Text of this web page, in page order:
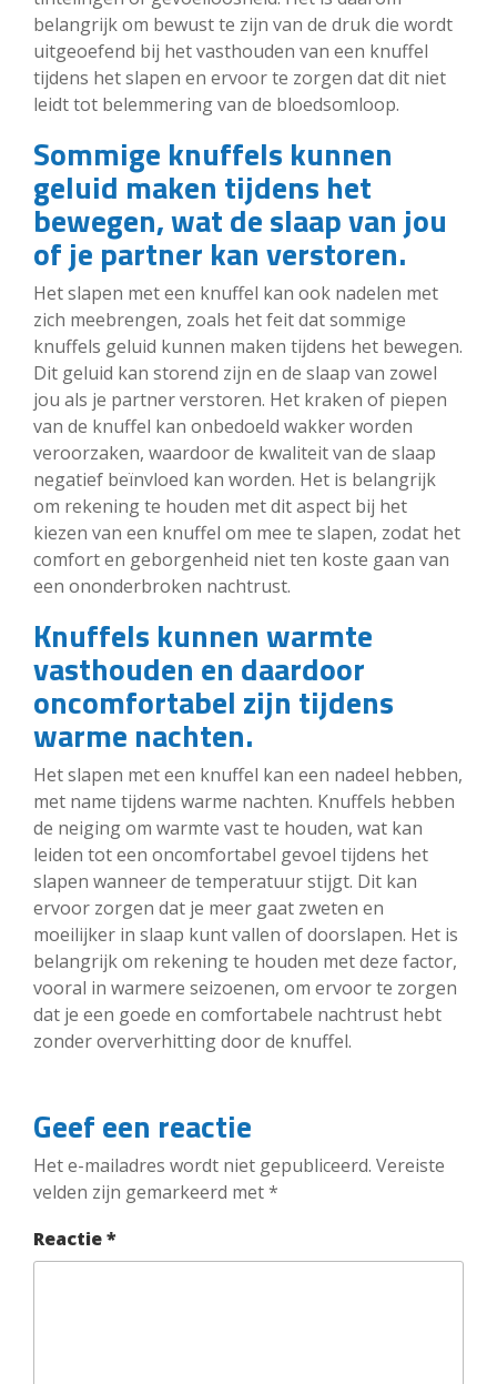
belangrijk om bewust te zijn van de druk die wordt
uitgeoefend bij het vasthouden van een knuffel
tijdens het slapen en ervoor te zorgen dat dit niet
leidt tot belemmering van de bloedsomloop.
Sommige knuffels kunnen
geluid maken tijdens het
bewegen, wat de slaap van jou
of je partner kan verstoren.
Het slapen met een knuffel kan ook nadelen met
zich meebrengen, zoals het feit dat sommige
knuffels geluid kunnen maken tijdens het bewegen.
Dit geluid kan storend zijn en de slaap van zowel
jou als je partner verstoren. Het kraken of piepen
van de knuffel kan onbedoeld wakker worden
veroorzaken, waardoor de kwaliteit van de slaap
negatief beïnvloed kan worden. Het is belangrijk
om rekening te houden met dit aspect bij het
kiezen van een knuffel om mee te slapen, zodat het
comfort en geborgenheid niet ten koste gaan van
een ononderbroken nachtrust.
Knuffels kunnen warmte
vasthouden en daardoor
oncomfortabel zijn tijdens
warme nachten.
Het slapen met een knuffel kan een nadeel hebben,
met name tijdens warme nachten. Knuffels hebben
de neiging om warmte vast te houden, wat kan
leiden tot een oncomfortabel gevoel tijdens het
slapen wanneer de temperatuur stijgt. Dit kan
ervoor zorgen dat je meer gaat zweten en
moeilijker in slaap kunt vallen of doorslapen. Het is
belangrijk om rekening te houden met deze factor,
vooral in warmere seizoenen, om ervoor te zorgen
dat je een goede en comfortabele nachtrust hebt
zonder oververhitting door de knuffel.
Geef een reactie
Het e-mailadres wordt niet gepubliceerd. Vereiste
velden zijn gemarkeerd met*
Reactie*